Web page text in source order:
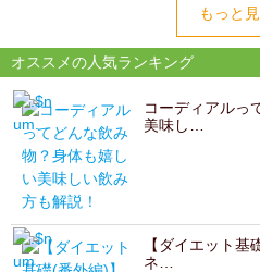
もっと
オススメの人気ランキング
コーディアルっ
美味し…
【ダイエット
ネ…